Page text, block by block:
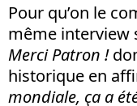
Pour qu’on le
même interview
Merci Patron !
historique en
mondiale, ça a